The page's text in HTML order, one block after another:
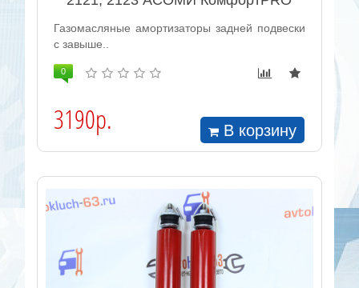
Газомасляные амортизаторы задней подвески
с завыше..
0
3190р. В корзину